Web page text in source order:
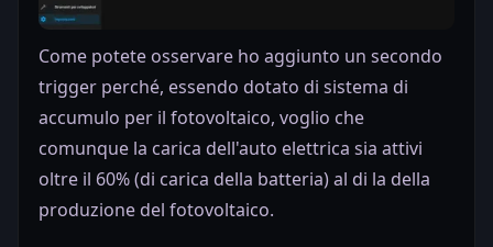
Come potete osservare ho aggiunto un secondo
trigger perché, essendo dotato di sistema di
accumulo per il fotovoltaico, voglio che
comunque la carica dell'auto elettrica sia attivi
oltre il 60% (di carica della batteria) al di la della
produzione del fotovoltaico.